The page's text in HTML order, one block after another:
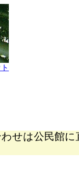
せは公民館に